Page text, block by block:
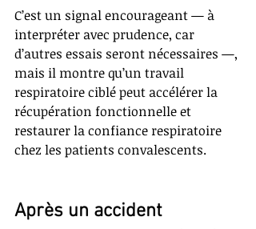
C’est un signal encourageant — à
interpréter avec prudence, car
d’autres essais seront nécessaires —,
mais il montre qu’un travail
respiratoire ciblé peut accélérer la
récupération fonctionnelle et
restaurer la confiance respiratoire
chez les patients convalescents.
Après un accident